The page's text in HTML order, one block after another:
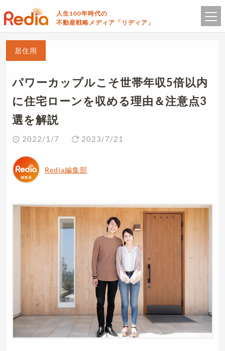
人生100年時代の
不動産戦略メディア「リディア」
居住用
パワーカップルこそ世帯年収5倍以内
に住宅ローンを収める理由＆注意点3
選を解説
2022/1/7 2023/7/21
Redia編集部